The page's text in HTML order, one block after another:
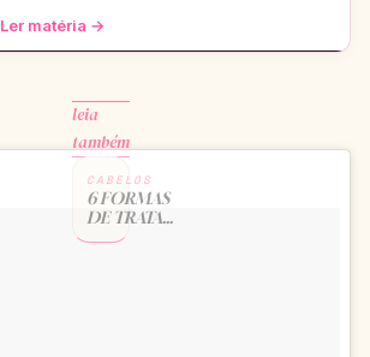
Vem ver como ele
Ler matéria →
leia
também
CABELOS
6 FORMAS
DE TRATAR
O COURO